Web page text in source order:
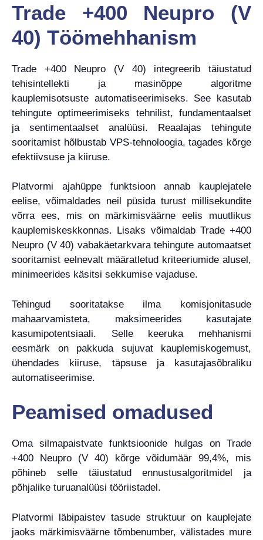
Trade +400 Neupro (V
40) Töömehhanism
Trade +400 Neupro (V 40) integreerib täiustatud
tehisintellekti ja masinõppe algoritme
kauplemisotsuste automatiseerimiseks. See kasutab
tehingute optimeerimiseks tehnilist, fundamentaalset
ja sentimentaalset analüüsi. Reaalajas tehingute
sooritamist hõlbustab VPS-tehnoloogia, tagades kõrge
efektiivsuse ja kiiruse.
Platvormi ajahüppe funktsioon annab kauplejatele
eelise, võimaldades neil püsida turust millisekundite
võrra ees, mis on märkimisväärne eelis muutlikus
kauplemiskeskkonnas. Lisaks võimaldab Trade +400
Neupro (V 40) vabakäetarkvara tehingute automaatset
sooritamist eelnevalt määratletud kriteeriumide alusel,
minimeerides käsitsi sekkumise vajaduse.
Tehingud sooritatakse ilma komisjonitasude
mahaarvamisteta, maksimeerides kasutajate
kasumipotentsiaali. Selle keeruka mehhanismi
eesmärk on pakkuda sujuvat kauplemiskogemust,
ühendades kiiruse, täpsuse ja kasutajasõbraliku
automatiseerimise.
Peamised omadused
Oma silmapaistvate funktsioonide hulgas on Trade
+400 Neupro (V 40) kõrge võidumäär 99,4%, mis
põhineb selle täiustatud ennustusalgoritmidel ja
põhjalike turuanalüüsi tööriistadel.
Platvormi läbipaistev tasude struktuur on kauplejate
jaoks märkimisväärne tõmbenumber, välistades mure